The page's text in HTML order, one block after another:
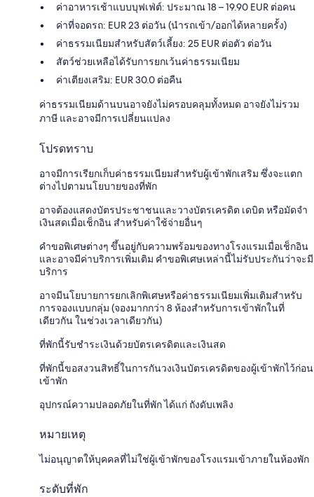
ค่าอาหารเช้าแบบบุฟเฟ่ต์: ประมาณ 18 – 19.90 EUR ต่อคน
ค่าที่จอดรถ: EUR 23 ต่อวัน (นำรถเข้า/ออกได้หลายครั้ง)
ค่าธรรมเนียมสำหรับสัตว์เลี้ยง: 25 EUR ต่อตัว ต่อวัน
สัตว์ช่วยเหลือได้รับการยกเว้นค่าธรรมเนียม
ค่าเตียงเสริม: EUR 30.0 ต่อคืน
ค่าธรรมเนียมด้านบนอาจยังไม่ครอบคลุมทั้งหมด อาจยังไม่รวม
ภาษี และอาจมีการเปลี่ยนแปลง
โปรดทราบ
อาจมีการเรียกเก็บค่าธรรมเนียมสำหรับผู้เข้าพักเสริม ซึ่งจะแตก
ต่างไปตามนโยบายของที่พัก
อาจต้องแสดงบัตรประชาชนและวางบัตรเครดิต เดบิต หรือมัดจำ
เงินสดเมื่อเช็กอิน สำหรับค่าใช้จ่ายอื่นๆ
คำขอพิเศษต่างๆ ขึ้นอยู่กับความพร้อมของทางโรงแรมเมื่อเช็กอิน
และอาจมีค่าบริการเพิ่มเติม คำขอพิเศษเหล่านี้ไม่รับประกันว่าจะมี
บริการ
อาจมีนโยบายการยกเลิกพิเศษหรือค่าธรรมเนียมเพิ่มเติมสำหรับ
การจองแบบกลุ่ม (จองมากกว่า 8 ห้องสำหรับการเข้าพักในที่
เดียวกัน ในช่วงเวลาเดียวกัน)
ที่พักนี้รับชำระเงินด้วยบัตรเครดิตและเงินสด
ที่พักนี้ขอสงวนสิทธิ์ในการกันวงเงินบัตรเครดิตของผู้เข้าพักไว้ก่อน
เข้าพัก
อุปกรณ์ความปลอดภัยในที่พัก ได้แก่ ถังดับเพลิง
หมายเหตุ
ไม่อนุญาตให้บุคคลที่ไม่ใช่ผู้เข้าพักของโรงแรมเข้าภายในห้องพัก
ระดับที่พัก